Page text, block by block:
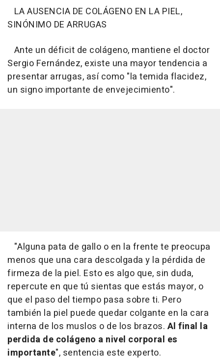
LA AUSENCIA DE COLÁGENO EN LA PIEL,
SINÓNIMO DE ARRUGAS
Ante un déficit de colágeno, mantiene el doctor
Sergio Fernández, existe una mayor tendencia a
presentar arrugas, así como "la temida flacidez,
un signo importante de envejecimiento".
"Alguna pata de gallo o en la frente te preocupa
menos que una cara descolgada y la pérdida de
firmeza de la piel. Esto es algo que, sin duda,
repercute en que tú sientas que estás mayor, o
que el paso del tiempo pasa sobre ti. Pero
también la piel puede quedar colgante en la cara
interna de los muslos o de los brazos. Al final la
perdida de colágeno a nivel corporal es
importante", sentencia este experto.